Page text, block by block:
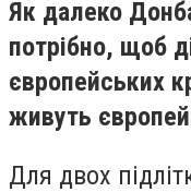
Як далеко
потрібно, щоб
європейських
живуть
Для двох